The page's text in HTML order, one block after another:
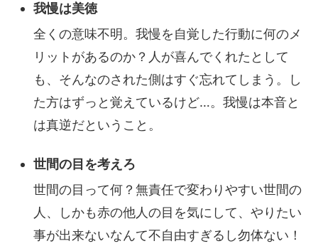
我慢は美徳
全くの意味不明。我慢を自覚した行動に何のメ
リットがあるのか？人が喜んでくれたとして
も、そんなのされた側はすぐ忘れてしまう。し
た方はずっと覚えているけど…。我慢は本音と
は真逆だということ。
世間の目を考えろ
世間の目って何？無責任で変わりやすい世間の
人、しかも赤の他人の目を気にして、やりたい
事が出来ないなんて不自由すぎるし勿体ない！